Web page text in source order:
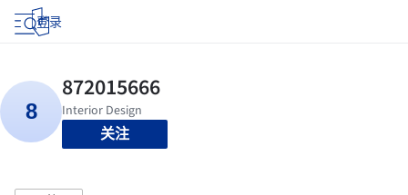
登录
关注